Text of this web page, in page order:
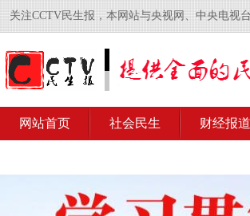
关注CCTV民生报，本网站与央视网、中央电视台
网站首页 社会民生 财经报道